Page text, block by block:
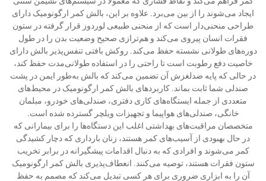
ایجاد می‌شوند را از بین می‌برد. علاوه بر این، بالش کمر ارگونومیک دارای
طراحی منحنی‌دار است که از منحنی طبیعی لوردوز قرار گرفته در ستون
فقرات انسان پیروی می‌کند و هم‌ترازی صحیح وضعیت بدن را در طول
دوره‌های طولانی نشسته حفظ می‌کند. روکش بافتی تنفس‌پذیر بالش دارای
خاصیت دفع رطوبت است تا راحتی را در استفاده طولانی‌مدت حفظ کند،
در حالی که پایه ضدلغزش آن تضمین می‌کند که بالش به‌طور ایمن در پشت
صندلی شما ثابت بماند. کاربردهای بالش کمر ارگونومیک در محیط‌های
متعددی از جمله ایستگاه‌های کاری دفتری، صندلی‌های خودرو، مبلمان
خانگی، صندلی‌های هواپیما و تجهیزات ویلچر گسترده شده است.
متخصصان مراقبت‌های بهداشتی اغلب این دستگاه‌ها را برای بیمارانی که
در حال بهبودی از آسیب‌های کمر هستند، زنان بارداری که دچار کشیدگی
کمر می‌شوند و افرادی که به دنبال اقدامات پیشگیرانه در برابر تخریب
ستون فقرات هستند، توصیه می‌کنند. انعطاف‌پذیری بالش کمر ارگونومیک
آن را به ابزاری ضروری برای هر کسی تبدیل می‌کند که مصمم به حفظ